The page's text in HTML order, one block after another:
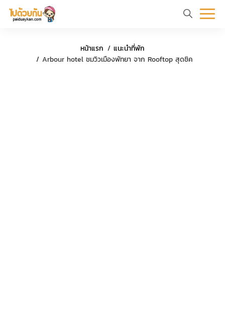
แรกท่อง เที่ยว
หน้าแรก
แนะนำที่พัก
Arbour hotel ชมวิวเมืองพัทยา จาก Rooftop สุดชิค